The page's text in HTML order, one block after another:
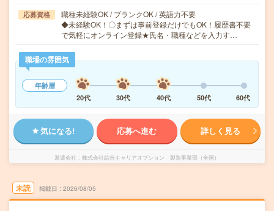
応募資格
職種未経験OK / ブランクOK / 英語力不要
◆未経験OK！〇まずは事前登録だけでもOK！履歴書不要
で気軽にオンライン登録★氏名・職種などを入力す…
職場の雰囲気
年齢層
20代
30代 40代 50代 60代
気になる! 応募へ進む 詳しく見る
派遣会社 株式会社綜合キャリアオプション 製造事業部（全国）
未読 掲載日 2026/08/05